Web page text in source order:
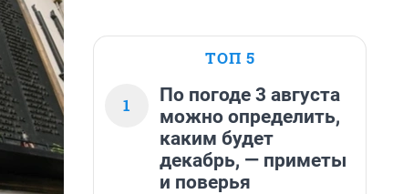
ТОП 5
1
По погоде 3 августа
можно определить,
каким будет
декабрь, — приметы
и поверья